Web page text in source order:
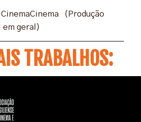
(Produção
em geral)
TRABALHOS: